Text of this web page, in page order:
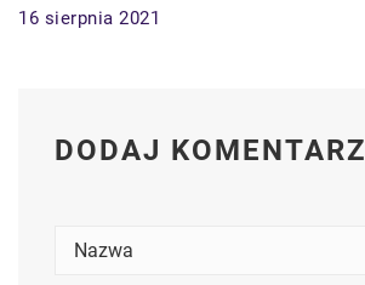
16 sierpnia 2021
DODAJ KOMENTARZ